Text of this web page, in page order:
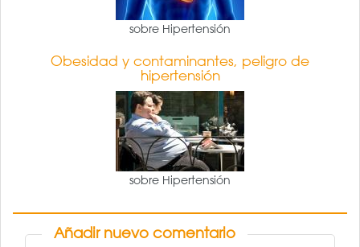
sobre Hipertensión
Obesidad y contaminantes, peligro de
hipertensión
sobre Hipertensión
Añadir nuevo comentario